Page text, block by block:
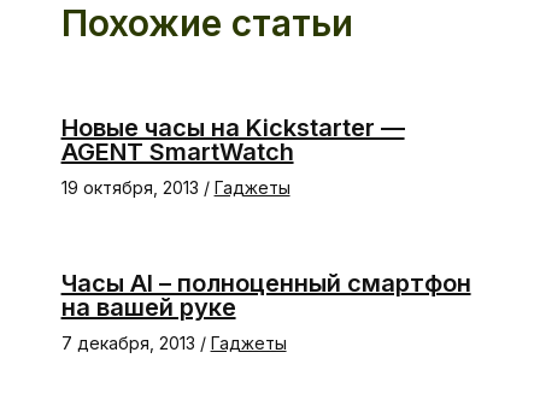
Похожие статьи
Новые часы на Kickstarter —
AGENT SmartWatch
19 октября, 2013 / Гаджеты
Часы AI – полноценный смартфон
на вашей руке
7 декабря, 2013 / Гаджеты